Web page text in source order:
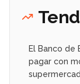
El Banco de
pagar con